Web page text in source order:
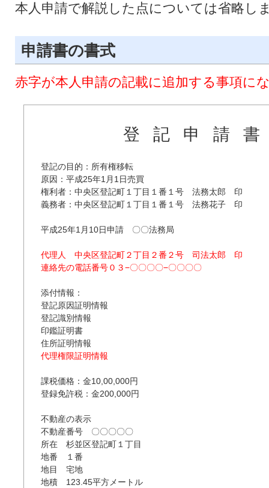
本人申請で解説した点については省略し
申請書の書式
赤字が本人申請の記載に追加する事項に
登記申請
登記の目的：所有権移転
原因：平成25年1月1日売買
権利者：中央区登記町１丁目１番１号　法務太郎　印
義務者：中央区登記町１丁目１番１号　法務花子　印
平成25年1月10日申請　〇〇法務局
代理人　中央区登記町２丁目２番２号　司法太郎　印
連絡先の電話番号０３−〇〇〇〇−〇〇〇〇
添付情報：
登記原因証明情報
登記識別情報
印鑑証明書
代理権限証明情報
課税価格：金10,00,000円
登録免許税：金200,000円
不動産の表示
不動産番号　〇〇〇〇〇
所在　杉並区登記町１丁目
地番　１番
地目　宅地
地積　123.45平方メートル